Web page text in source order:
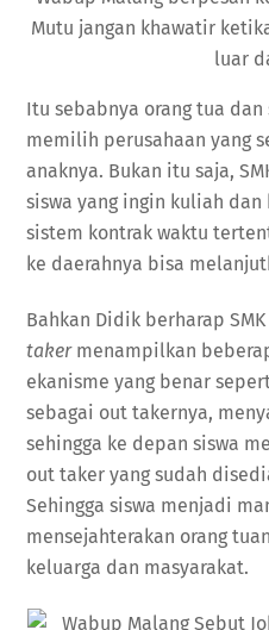
Mutu jangan khawatir
luar
Itu sebabnya orang tua
memilih perusahaan yang
anaknya. Bukan itu saja,
siswa yang ingin kuliah
sistem kontrak waktu
ke daerahnya bisa
Bahkan Didik berharap
takermenampilkan
ekanisme yang benar
sebagai out takernya,
sehingga ke depan siswa
out taker yang sudah
Sehingga siswa menjadi
mensejahterakan orang
keluarga dan masyarakat.